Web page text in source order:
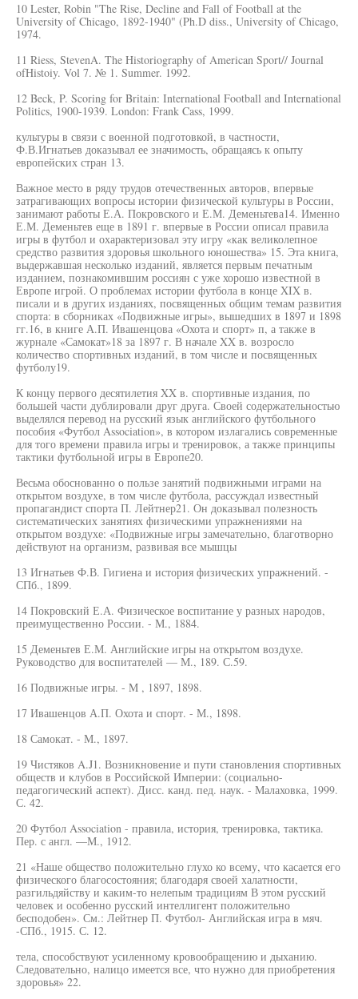
10 Lester, Robin "The Rise, Decline and Fall of Football at the
University of Chicago, 1892-1940" (Ph.D diss., University of Chicago,
1974.
11 Riess, StevenA. The Historiography of American Sport// Journal
ofHistoiy. Vol 7. № 1. Summer. 1992.
12 Beck, P. Scoring for Britain: International Football and International
Politics, 1900-1939. London: Frank Cass, 1999.
культуры в связи с военной подготовкой, в частности,
Ф.В.Игнатьев доказывал ее значимость, обращаясь к опыту
европейских стран 13.
Важное место в ряду трудов отечественных авторов, впервые
затрагивающих вопросы истории физической культуры в России,
занимают работы Е.А. Покровского и Е.М. Деменьтева14. Именно
Е.М. Деменьтев еще в 1891 г. впервые в России описал правила
игры в футбол и охарактеризовал эту игру «как великолепное
средство развития здоровья школьного юношества» 15. Эта книга,
выдержавшая несколько изданий, является первым печатным
изданием, познакомившим россиян с уже хорошо известной в
Европе игрой. О проблемах истории футбола в конце XIX в.
писали и в других изданиях, посвященных общим темам развития
спорта: в сборниках «Подвижные игры», вышедших в 1897 и 1898
гг.16, в книге А.П. Ивашенцова «Охота и спорт» п, а также в
журнале «Самокат»18 за 1897 г. В начале XX в. возросло
количество спортивных изданий, в том числе и посвященных
футболу19.
К концу первого десятилетия XX в. спортивные издания, по
большей части дублировали друг друга. Своей содержательностью
выделялся перевод на русский язык английского футбольного
пособия «Футбол Association», в котором излагались современные
для того времени правила игры и тренировок, а также принципы
тактики футбольной игры в Европе20.
Весьма обоснованно о пользе занятий подвижными играми на
открытом воздухе, в том числе футбола, рассуждал известный
пропагандист спорта П. Лейтнер21. Он доказывал полезность
систематических занятиях физическими упражнениями на
открытом воздухе: «Подвижные игры замечательно, благотворно
действуют на организм, развивая все мышцы
13 Игнатьев Ф.В. Гигиена и история физических упражнений. -
СПб., 1899.
14 Покровский Е.А. Физическое воспитание у разных народов,
преимущественно России. - М., 1884.
15 Деменьтев Е.М. Английские игры на открытом воздухе.
Руководство для воспитателей — М., 189. С.59.
16 Подвижные игры. - M , 1897, 1898.
17 Ивашенцов А.П. Охота и спорт. - М., 1898.
18 Самокат. - М., 1897.
19 Чистяков A.J1. Возникновение и пути становления спортивных
обществ и клубов в Российской Империи: (социально-
педагогический аспект). Дисс. канд. пед. наук. - Малаховка, 1999.
С. 42.
20 Футбол Association - правила, история, тренировка, тактика.
Пер. с англ. —М., 1912.
21 «Наше общество положительно глухо ко всему, что касается его
физического благосостояния; благодаря своей халатности,
разгильдяйству и каким-то нелепым традициям В этом русский
человек и особенно русский интеллигент положительно
бесподобен». См.: Лейтнер П. Футбол- Английская игра в мяч.
-СПб., 1915. С. 12.
тела, способствуют усиленному кровообращению и дыханию.
Следовательно, налицо имеется все, что нужно для приобретения
здоровья» 22.